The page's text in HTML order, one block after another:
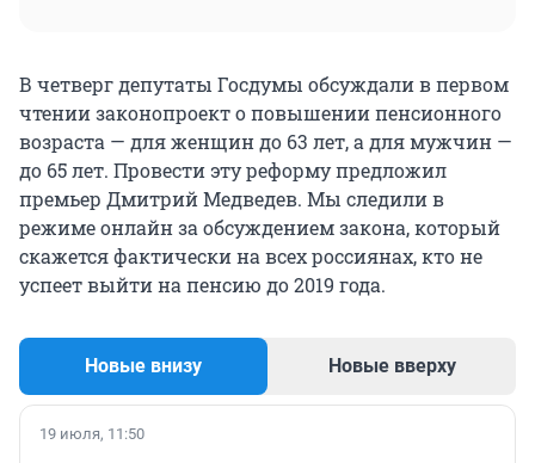
В четверг депутаты Госдумы обсуждали в первом
чтении законопроект о повышении пенсионного
возраста — для женщин до 63 лет, а для мужчин —
до 65 лет. Провести эту реформу предложил
премьер Дмитрий Медведев. Мы следили в
режиме онлайн за обсуждением закона, который
скажется фактически на всех россиянах, кто не
успеет выйти на пенсию до 2019 года.
Новые внизу Новые вверху
19 июля, 11:50